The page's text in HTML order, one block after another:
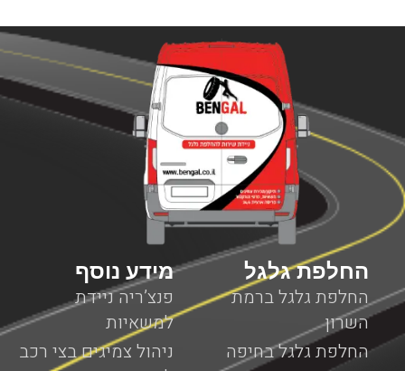
במנופים עלולות להתרחש בכל זמן, בשעות שבהן ניתן להגיע
למקום שבו אפשר לקבל שירותי תיקון למנופים או באמצע
הדרך בשעות שבהן אין שירותי דרך למנופים. לכן, חשוב
לדעת שחברת BenGal מציעה שירותי דרך למנופים בכל מקום
שבו אתם תקועים עם המנוף. לא משנה אם מדובר על צפון
הארץ, מרכזה, דרום או ירושלים, יצירת קשר עם חברת בן גל
יאפשר לכם לקבל את השירות המבוקש לכם כמה שיותר מהר,
עד המקום שבו אתם נמצאים עם המנוף כאשר כל השירותים
מוצעים על ידי צוות מקצועי ומנוסה המומחה בשירותי דרך
המותאמים למנופים.
מידע נוסף
פנצ’ריה ניידת
למשאיות
ניהול צמיגים בצי רכב
החלפת גלגל
החלפת גלגל ברמת
השרון
החלפת גלגל בחיפה